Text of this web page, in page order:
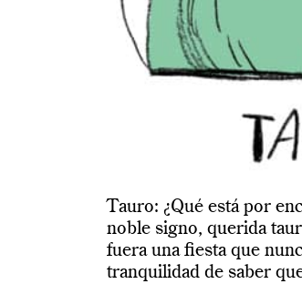
Tauro: ¿Qué está por
noble signo, querida
fuera una fiesta que
tranquilidad de saber